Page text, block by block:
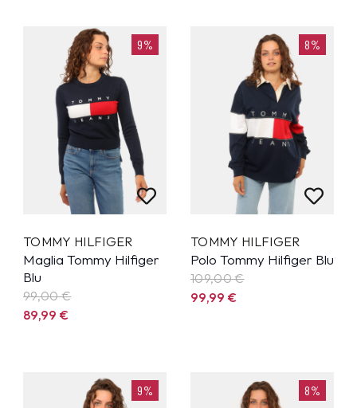
9%
TOMMY HILFIGER
Maglia Tommy Hilfiger
Blu
99,00 €
89,99€
8%
TOMMY HILFIGER
Polo Tommy Hilfiger Blu
109,00 €
99,99€
9% 8%